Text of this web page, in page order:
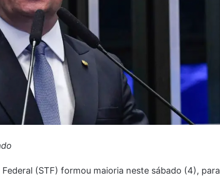
(STF) formou maioria neste sábado (4), para